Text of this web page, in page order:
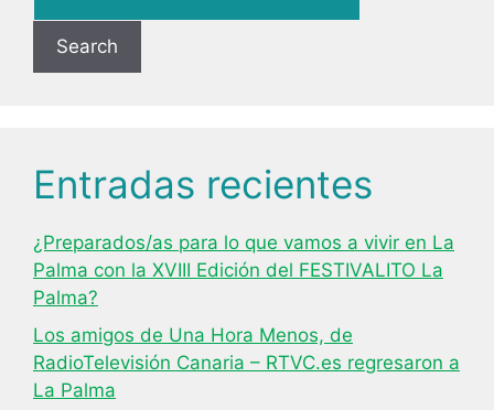
Search
Entradas recientes
¿Preparados/as para lo que vamos a vivir en La
Palma con la XVIII Edición del FESTIVALITO La
Palma?
Los amigos de Una Hora Menos, de
RadioTelevisión Canaria – RTVC.es regresaron a
La Palma